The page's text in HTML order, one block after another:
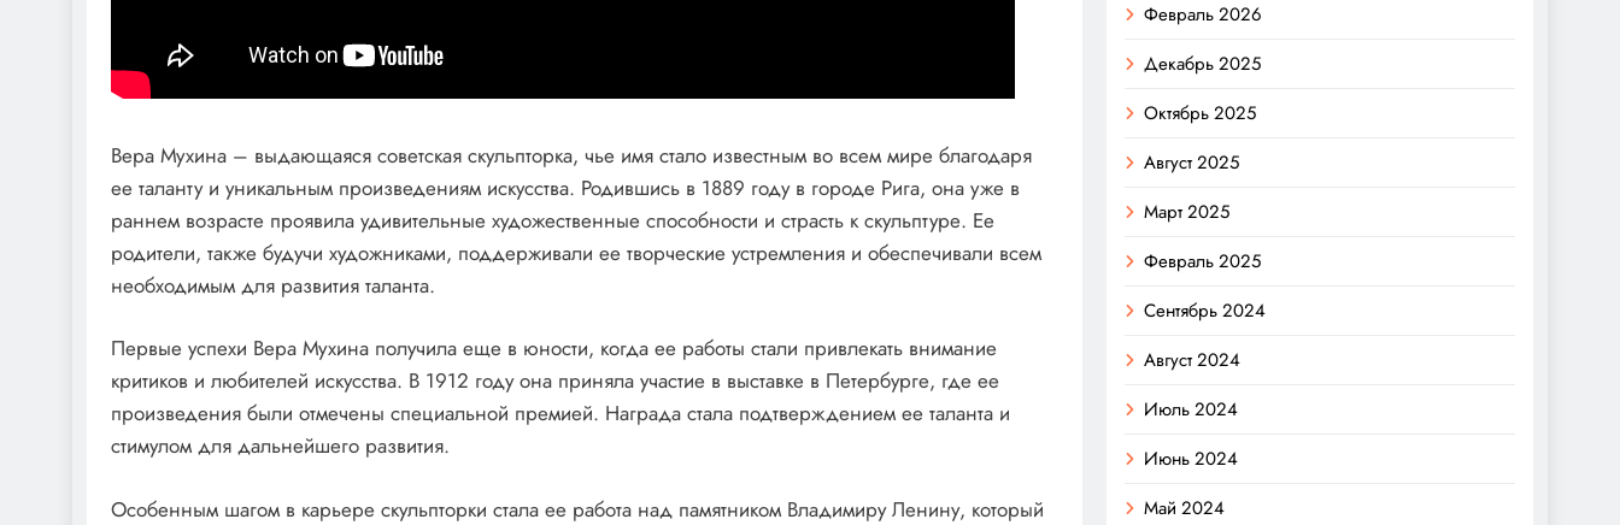
Вера Мухина – выдающаяся советская скульпторка, чье имя стало известным во всем мире благодаря
ее таланту и уникальным произведениям искусства. Родившись в 1889 году в городе Рига, она уже в
раннем возрасте проявила удивительные художественные способности и страсть к скульптуре. Ее
родители, также будучи художниками, поддерживали ее творческие устремления и обеспечивали всем
необходимым для развития таланта.
Первые успехи Вера Мухина получила еще в юности, когда ее работы стали привлекать внимание
критиков и любителей искусства. В 1912 году она приняла участие в выставке в Петербурге, где ее
произведения были отмечены специальной премией. Награда стала подтверждением ее таланта и
стимулом для дальнейшего развития.
Особенным шагом в карьере скульпторки стала ее работа над памятником Владимиру Ленину, который
Февраль 2026
Декабрь 2025
Октябрь 2025
Август 2025
Март 2025
Февраль 2025
Сентябрь 2024
Август 2024
Июль 2024
Июнь 2024
Май 2024